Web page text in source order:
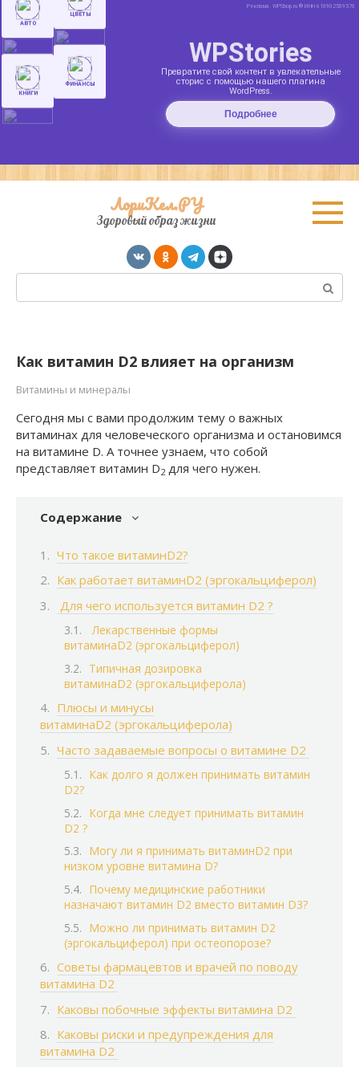
ЛориКел.РУ
Здоровый образ жизни
Поиск:
Как витамин D2 влияет на организм
Витамины и минералы
Сегодня мы с вами продолжим тему о важных
витаминах для человеческого организма и остановимся
на витамине D. А точнее узнаем, что собой
представляет витамин D2 для чего нужен.
Содержание
Что такое витаминD2?
Как работает витаминD2 (эргокальциферол)
Для чего используется витамин D2 ?
Лекарственные формы
витаминаD2 (эргокальциферол)
Типичная дозировка
витаминаD2 (эргокальциферола)
Плюсы и минусы
витаминаD2 (эргокальциферола)
Часто задаваемые вопросы о витамине D2
Как долго я должен принимать витамин
D2?
Когда мне следует принимать витамин
D2 ?
Могу ли я принимать витаминD2 при
низком уровне витамина D?
Почему медицинские работники
назначают витамин D2 вместо витамин D3?
Можно ли принимать витамин D2
(эргокальциферол) при остеопорозе?
Советы фармацевтов и врачей по поводу
витамина D2
Каковы побочные эффекты витамина D2
Каковы риски и предупреждения для
витамина D2